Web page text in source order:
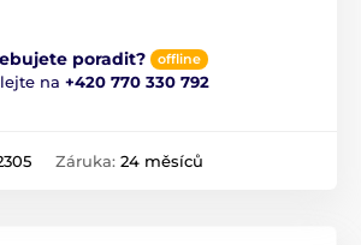
poradit? offline
na +420 770 330 792
Záruka: 24 měsíců